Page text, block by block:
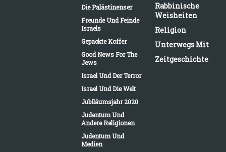
Die Palästinenser
Freunde Und Feinde
Israels
Gepackte Koffer
Good News For The
Jews
Israel Und Der Terror
Israel Und Die Welt
Jubiläumsjahr 2020
Judentum Und
Andere Religionen
Judentum Und
Medien
Rabbinische
Weisheiten
Religion
Unterwegs Mit
Zeitgeschichte